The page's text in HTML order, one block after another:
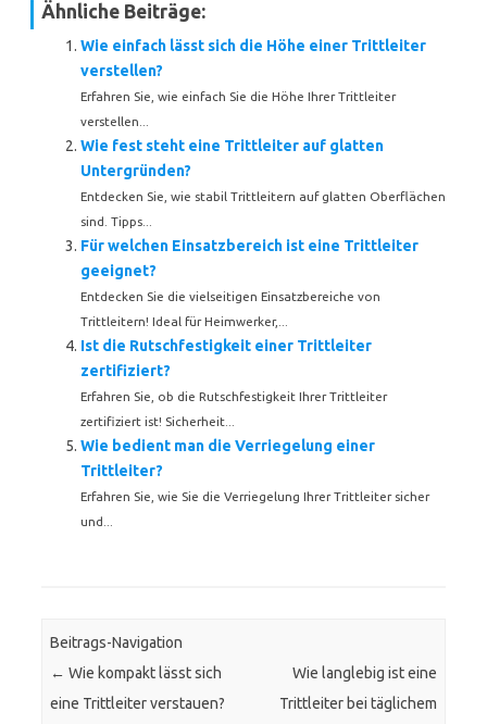
Ähnliche Beiträge:
Wie einfach lässt sich die Höhe einer Trittleiter
verstellen?
Erfahren Sie, wie einfach Sie die Höhe Ihrer Trittleiter
verstellen...
Wie fest steht eine Trittleiter auf glatten
Untergründen?
Entdecken Sie, wie stabil Trittleitern auf glatten Oberflächen
sind. Tipps...
Für welchen Einsatzbereich ist eine Trittleiter
geeignet?
Entdecken Sie die vielseitigen Einsatzbereiche von
Trittleitern! Ideal für Heimwerker,...
Ist die Rutschfestigkeit einer Trittleiter
zertifiziert?
Erfahren Sie, ob die Rutschfestigkeit Ihrer Trittleiter
zertifiziert ist! Sicherheit...
Wie bedient man die Verriegelung einer
Trittleiter?
Erfahren Sie, wie Sie die Verriegelung Ihrer Trittleiter sicher
und...
Beitrags-Navigation
← Wie kompakt lässt sich
eine Trittleiter verstauen?
Wie langlebig ist eine
Trittleiter bei täglichem